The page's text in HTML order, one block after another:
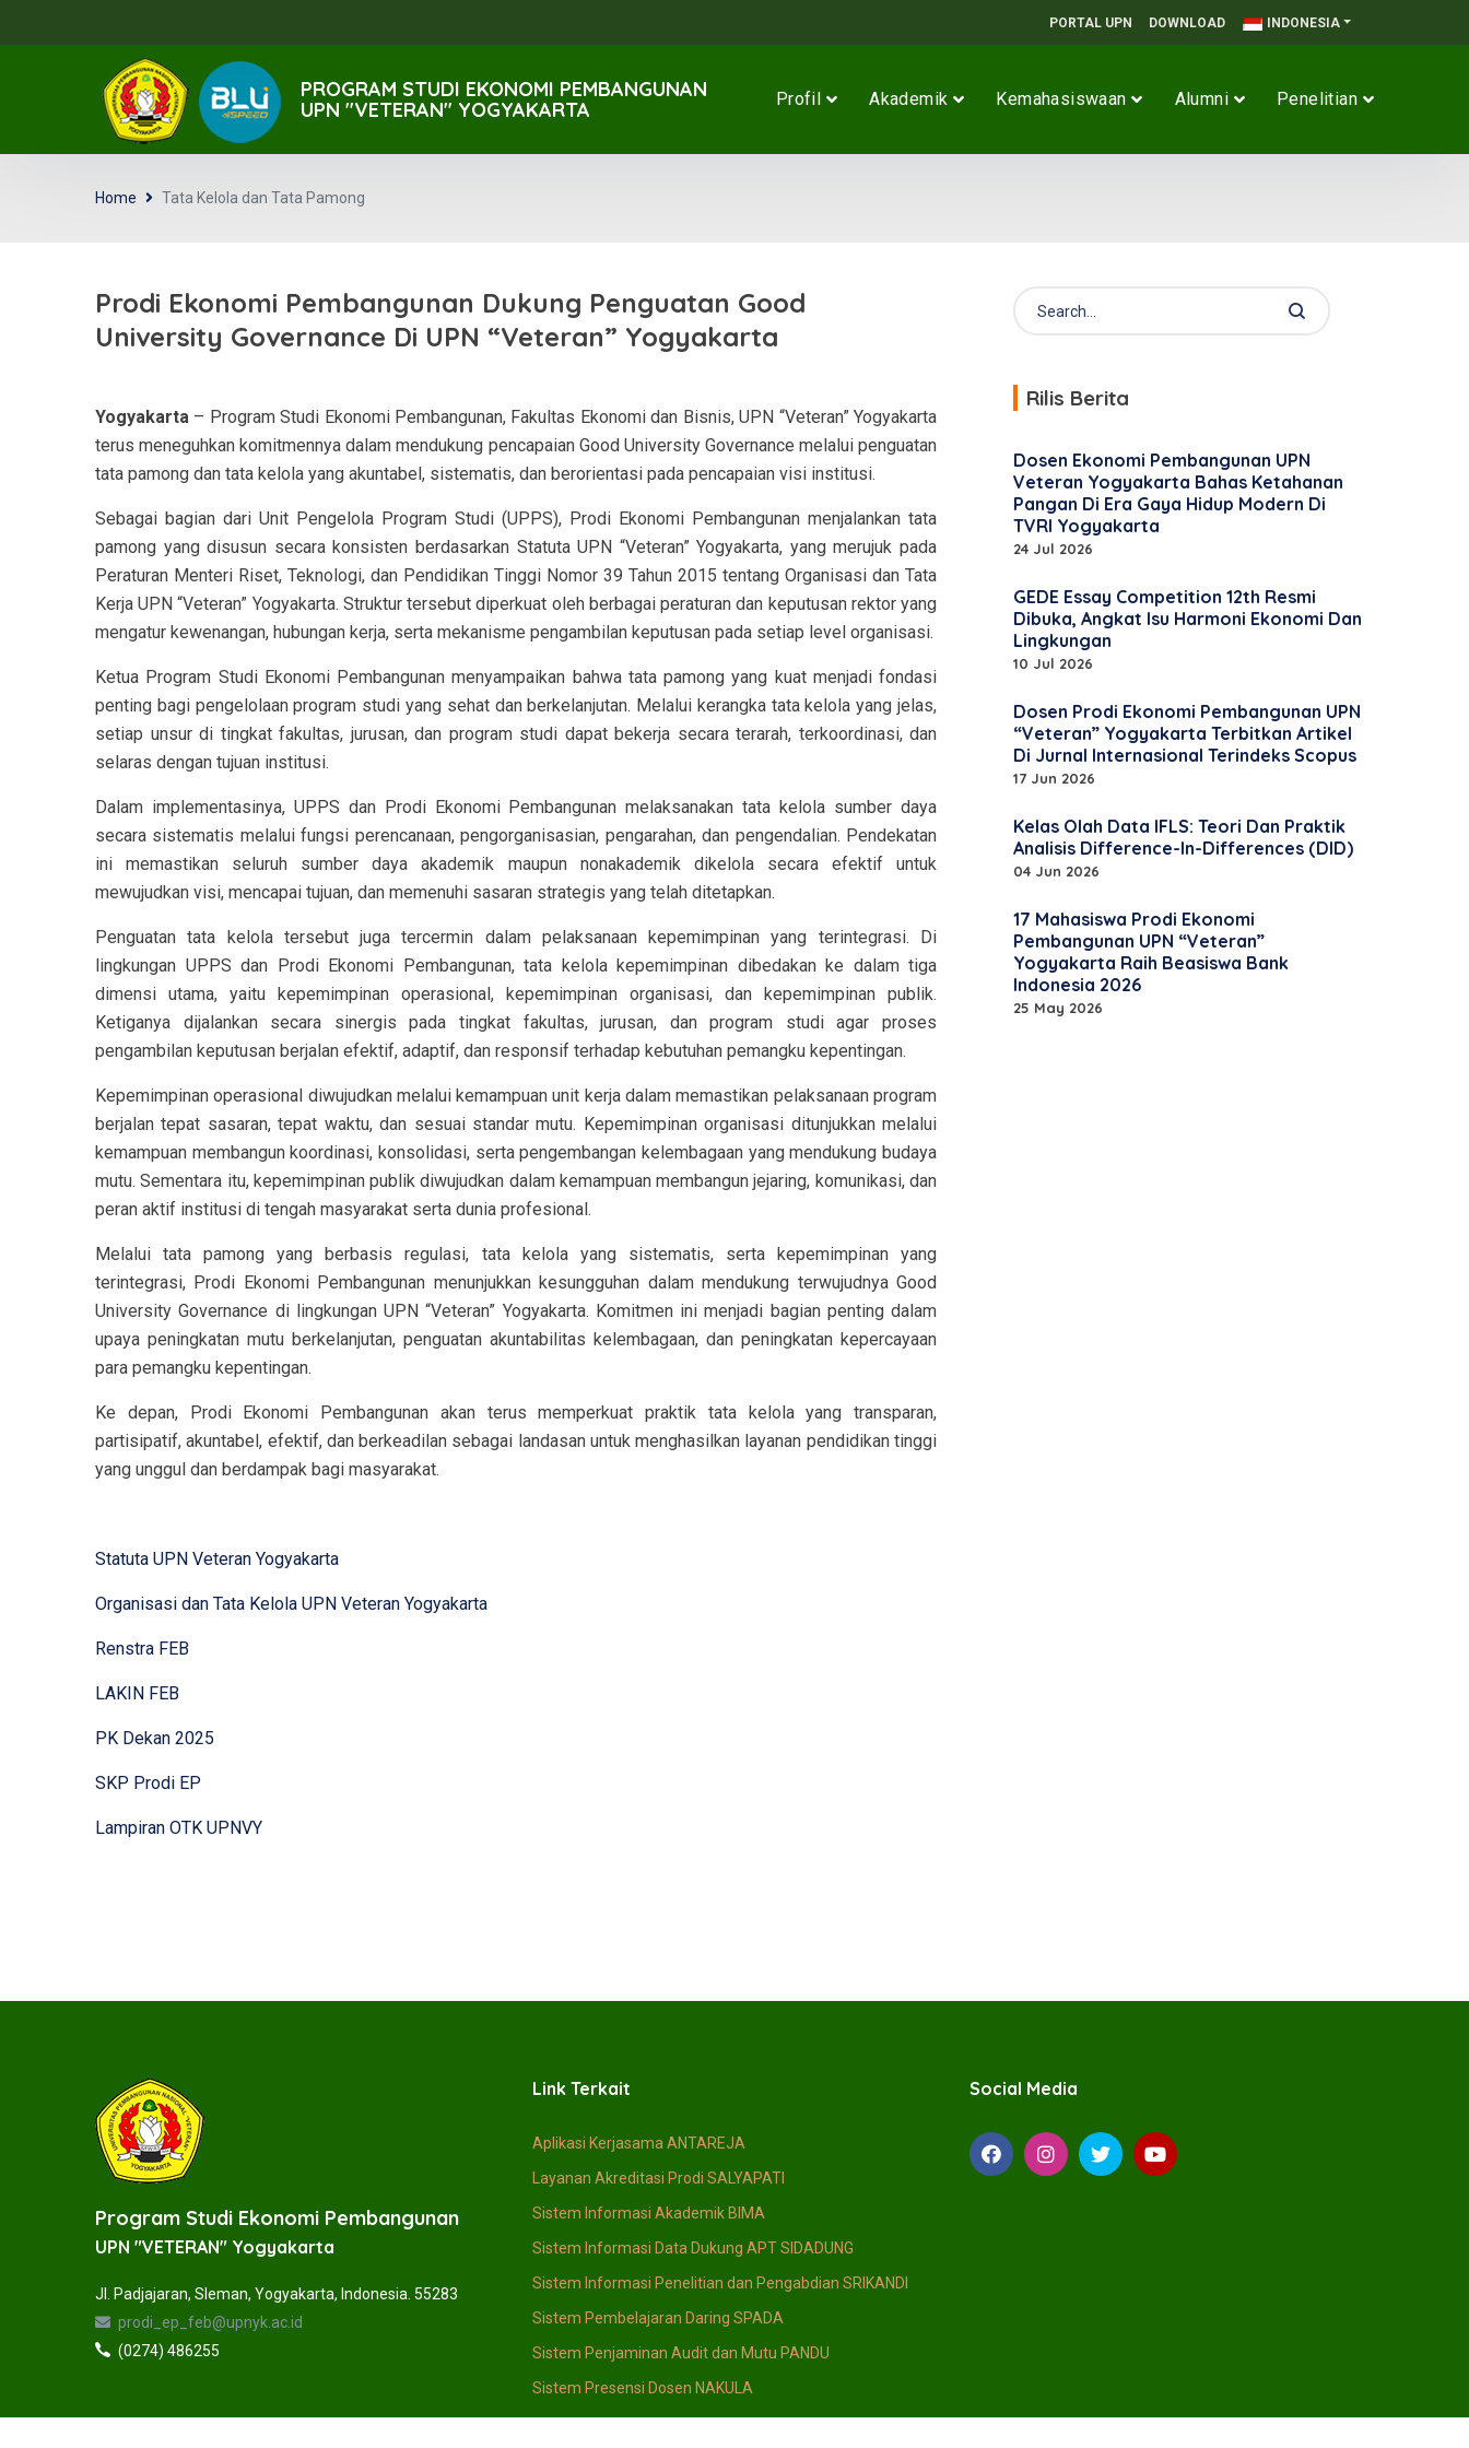
PORTAL UPN DOWNLOAD INDONESIA
PROGRAM STUDI EKONOMI PEMBANGUNAN
UPN "VETERAN" YOGYAKARTA
Profil Akademik Kemahasiswaan Alumni Penelitian
Home Tata Kelola dan Tata Pamong
Prodi Ekonomi Pembangunan Dukung Penguatan Good
University Governance Di UPN “Veteran” Yogyakarta
Yogyakarta – Program Studi Ekonomi Pembangunan, Fakultas Ekonomi dan Bisnis, UPN “Veteran” Yogyakarta
terus meneguhkan komitmennya dalam mendukung pencapaian Good University Governance melalui penguatan
tata pamong dan tata kelola yang akuntabel, sistematis, dan berorientasi pada pencapaian visi institusi.
Sebagai bagian dari Unit Pengelola Program Studi (UPPS), Prodi Ekonomi Pembangunan menjalankan tata
pamong yang disusun secara konsisten berdasarkan Statuta UPN “Veteran” Yogyakarta, yang merujuk pada
Peraturan Menteri Riset, Teknologi, dan Pendidikan Tinggi Nomor 39 Tahun 2015 tentang Organisasi dan Tata
Kerja UPN “Veteran” Yogyakarta. Struktur tersebut diperkuat oleh berbagai peraturan dan keputusan rektor yang
mengatur kewenangan, hubungan kerja, serta mekanisme pengambilan keputusan pada setiap level organisasi.
Ketua Program Studi Ekonomi Pembangunan menyampaikan bahwa tata pamong yang kuat menjadi fondasi
penting bagi pengelolaan program studi yang sehat dan berkelanjutan. Melalui kerangka tata kelola yang jelas,
setiap unsur di tingkat fakultas, jurusan, dan program studi dapat bekerja secara terarah, terkoordinasi, dan
selaras dengan tujuan institusi.
Dalam implementasinya, UPPS dan Prodi Ekonomi Pembangunan melaksanakan tata kelola sumber daya
secara sistematis melalui fungsi perencanaan, pengorganisasian, pengarahan, dan pengendalian. Pendekatan
ini memastikan seluruh sumber daya akademik maupun nonakademik dikelola secara efektif untuk
mewujudkan visi, mencapai tujuan, dan memenuhi sasaran strategis yang telah ditetapkan.
Penguatan tata kelola tersebut juga tercermin dalam pelaksanaan kepemimpinan yang terintegrasi. Di
lingkungan UPPS dan Prodi Ekonomi Pembangunan, tata kelola kepemimpinan dibedakan ke dalam tiga
dimensi utama, yaitu kepemimpinan operasional, kepemimpinan organisasi, dan kepemimpinan publik.
Ketiganya dijalankan secara sinergis pada tingkat fakultas, jurusan, dan program studi agar proses
pengambilan keputusan berjalan efektif, adaptif, dan responsif terhadap kebutuhan pemangku kepentingan.
Kepemimpinan operasional diwujudkan melalui kemampuan unit kerja dalam memastikan pelaksanaan program
berjalan tepat sasaran, tepat waktu, dan sesuai standar mutu. Kepemimpinan organisasi ditunjukkan melalui
kemampuan membangun koordinasi, konsolidasi, serta pengembangan kelembagaan yang mendukung budaya
mutu. Sementara itu, kepemimpinan publik diwujudkan dalam kemampuan membangun jejaring, komunikasi, dan
peran aktif institusi di tengah masyarakat serta dunia profesional.
Melalui tata pamong yang berbasis regulasi, tata kelola yang sistematis, serta kepemimpinan yang
terintegrasi, Prodi Ekonomi Pembangunan menunjukkan kesungguhan dalam mendukung terwujudnya Good
University Governance di lingkungan UPN “Veteran” Yogyakarta. Komitmen ini menjadi bagian penting dalam
upaya peningkatan mutu berkelanjutan, penguatan akuntabilitas kelembagaan, dan peningkatan kepercayaan
para pemangku kepentingan.
Ke depan, Prodi Ekonomi Pembangunan akan terus memperkuat praktik tata kelola yang transparan,
partisipatif, akuntabel, efektif, dan berkeadilan sebagai landasan untuk menghasilkan layanan pendidikan tinggi
yang unggul dan berdampak bagi masyarakat.
Statuta UPN Veteran Yogyakarta
Organisasi dan Tata Kelola UPN Veteran Yogyakarta
Renstra FEB
LAKIN FEB
PK Dekan 2025
SKP Prodi EP
Lampiran OTK UPNVY
Rilis Berita
Dosen Ekonomi Pembangunan UPN
Veteran Yogyakarta Bahas Ketahanan
Pangan Di Era Gaya Hidup Modern Di
TVRI Yogyakarta
24 Jul 2026
GEDE Essay Competition 12th Resmi
Dibuka, Angkat Isu Harmoni Ekonomi Dan
Lingkungan
10 Jul 2026
Dosen Prodi Ekonomi Pembangunan UPN
“Veteran” Yogyakarta Terbitkan Artikel
Di Jurnal Internasional Terindeks Scopus
17 Jun 2026
Kelas Olah Data IFLS: Teori Dan Praktik
Analisis Difference-In-Differences (DID)
04 Jun 2026
17 Mahasiswa Prodi Ekonomi
Pembangunan UPN “Veteran”
Yogyakarta Raih Beasiswa Bank
Indonesia 2026
25 May 2026
Program Studi Ekonomi Pembangunan
UPN "VETERAN" Yogyakarta
Jl. Padjajaran, Sleman, Yogyakarta, Indonesia. 55283
prodi_ep_feb@upnyk.ac.id
(0274) 486255
Link Terkait
Aplikasi Kerjasama ANTAREJA
Layanan Akreditasi Prodi SALYAPATI
Sistem Informasi Akademik BIMA
Sistem Informasi Data Dukung APT SIDADUNG
Sistem Informasi Penelitian dan Pengabdian SRIKANDI
Sistem Pembelajaran Daring SPADA
Sistem Penjaminan Audit dan Mutu PANDU
Sistem Presensi Dosen NAKULA
Social Media